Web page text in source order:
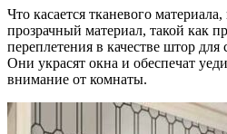
Что касается тканевого
прозрачный материал, такой как
переплетения в качестве штор
Они украсят окна и обеспечат
внимание от комнаты.